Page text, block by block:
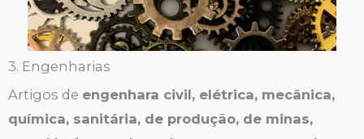
3. Engenharias
Artigos de engenhara civil, elétrica, mecânica,
química, sanitária, de produção, de minas,